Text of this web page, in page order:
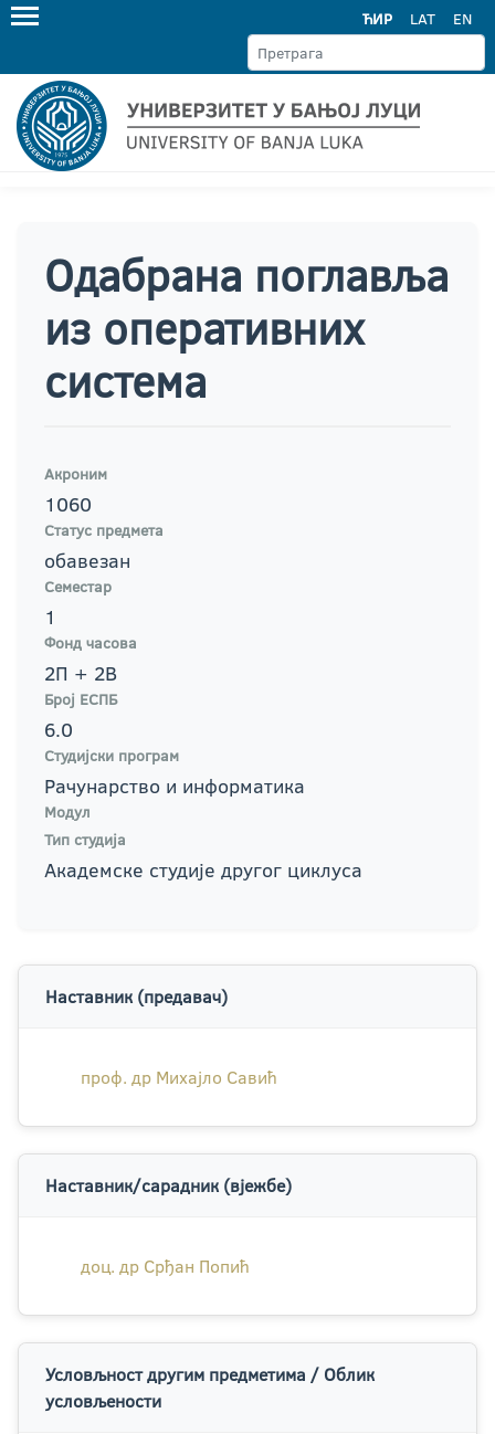
ЋИР LAT EN
Одабрана поглавља
из оперативних
система
Акроним
1060
Статус предмета
обавезан
Семестар
1
Фонд часова
2П + 2В
Број ЕСПБ
6.0
Студијски програм
Рачунарство и информатика
Модул
Тип студија
Академске студије другог циклуса
Наставник (предавач)
проф. др Михајло Савић
Наставник/сарадник (вјежбе)
доц. др Срђан Попић
Условљност другим предметима / Облик
условљености